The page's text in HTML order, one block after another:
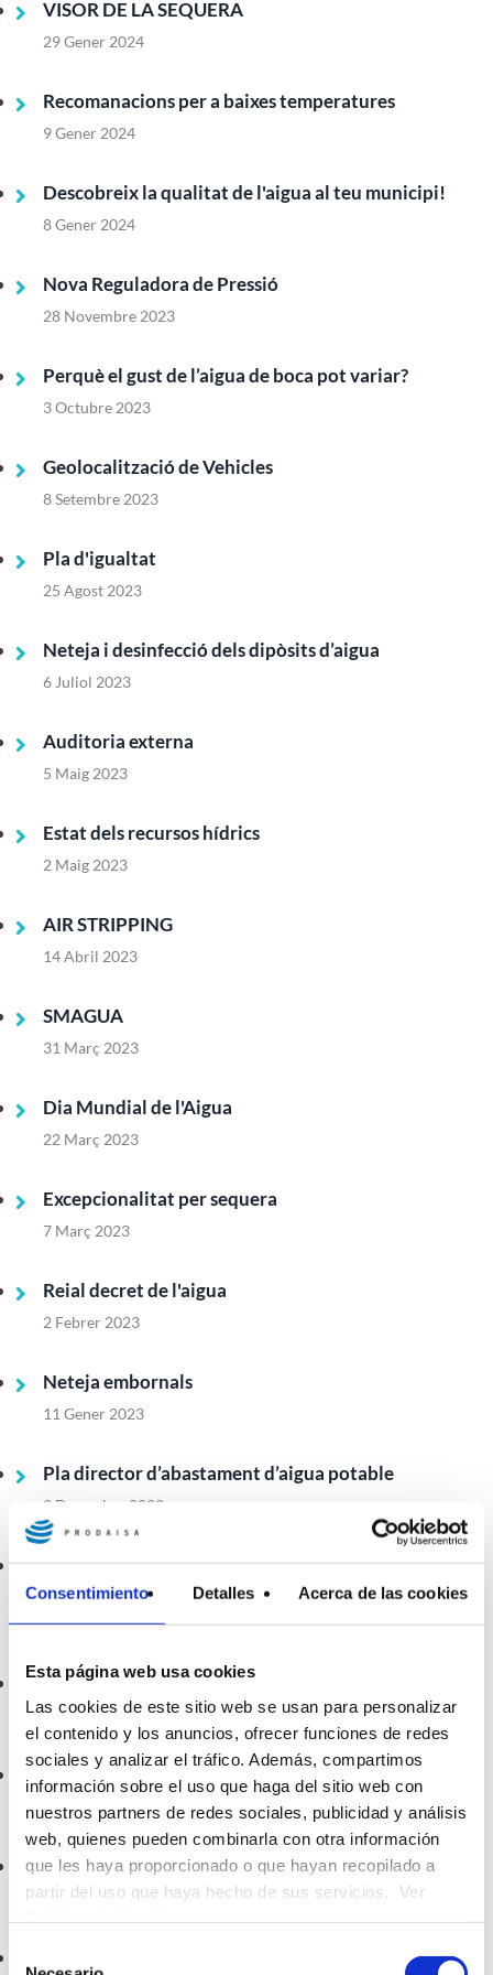
Consentimiento Detalles Acerca de las cookies
Esta página web usa cookies
Las cookies de este sitio web se usan para personalizar
el contenido y los anuncios, ofrecer funciones de redes
sociales y analizar el tráfico. Además, compartimos
información sobre el uso que haga del sitio web con
nuestros partners de redes sociales, publicidad y análisis
web, quienes pueden combinarla con otra información
que les haya proporcionado o que hayan recopilado a
partir del uso que haya hecho de sus servicios. Ver
VISOR DE LA SEQUERA
29 Gener 2024
Recomanacions per a baixes temperatures
9 Gener 2024
Descobreix la qualitat de l'aigua al teu municipi!
8 Gener 2024
Nova Reguladora de Pressió
28 Novembre 2023
Perquè el gust de l’aigua de boca pot variar?
3 Octubre 2023
Geolocalització de Vehicles
8 Setembre 2023
Pla d'igualtat
25 Agost 2023
Neteja i desinfecció dels dipòsits d’aigua
6 Juliol 2023
Auditoria externa
5 Maig 2023
Estat dels recursos hídrics
2 Maig 2023
AIR STRIPPING
14 Abril 2023
SMAGUA
31 Març 2023
Dia Mundial de l'Aigua
22 Març 2023
Excepcionalitat per sequera
7 Març 2023
Reial decret de l'aigua
2 Febrer 2023
Neteja embornals
11 Gener 2023
Pla director d’abastament d’aigua potable
2 Desembre 2022
Publicació del llibre: “La cultura de l’aigua a la Vall
d’en Bas”
3 Novembre 2022
Sistema d'Alerta Primerenca d'Inundació
24 Octubre 2022
Obra pública a Fornells de la Selva
28 Setembre 2022
Alerta hidrològica
31 Agost 2022